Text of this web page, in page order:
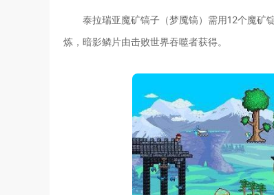
泰拉瑞亚魔矿镐子（梦魇镐）需用12个魔矿
炼，暗影鳞片由击败世界吞噬者获得。